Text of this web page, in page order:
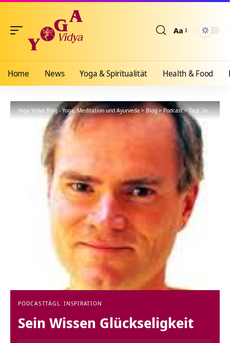
Aa
Home News Yoga & Spiritualität Health & Food
Yoga Vidya Blog - Yoga, Meditation und Ayurveda>Blog>Podcast>Tägl. Inspiration
PODCASTTÄGL. INSPIRATION
Sein Wissen Glückseligkeit